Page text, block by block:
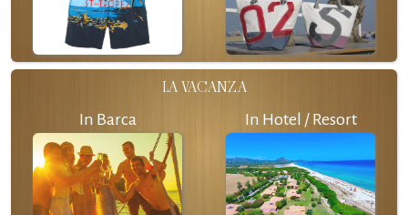
LA VACANZA
In Barca In Hotel / Resort